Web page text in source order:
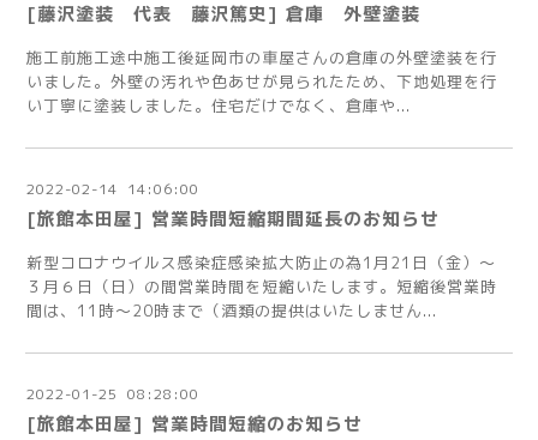
[藤沢塗装 代表 藤沢篤史] 倉庫 外壁塗装
施工前施工途中施工後延岡市の車屋さんの倉庫の外壁塗装を行
いました。外壁の汚れや色あせが見られたため、下地処理を行
い丁寧に塗装しました。住宅だけでなく、倉庫や...
2022-02-14 14:06:00
[旅館本田屋] 営業時間短縮期間延長のお知らせ
新型コロナウイルス感染症感染拡大防止の為1月21日（金）～
３月６日（日）の間営業時間を短縮いたします。短縮後営業時
間は、11時～20時まで（酒類の提供はいたしません...
2022-01 -25 08:28:00
[旅館本田屋] 営業時間短縮のお知らせ